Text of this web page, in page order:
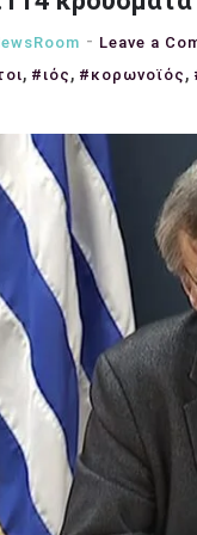
Leave a
, #ιός , #κορωνοϊός ,